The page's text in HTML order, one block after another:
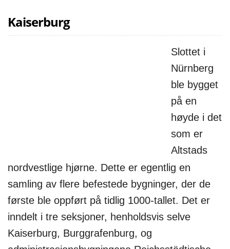
Kaiserburg
Slottet i
Nürnberg
ble bygget
på en
høyde i det
som er
Altstads
nordvestlige hjørne. Dette er egentlig en
samling av flere befestede bygninger, der de
første ble oppført på tidlig 1000-tallet. Det er
inndelt i tre seksjoner, henholdsvis selve
Kaiserburg, Burggrafenburg, og